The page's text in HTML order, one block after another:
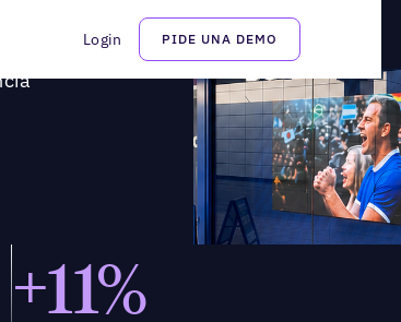
Login PIDE UNA DEMO
+11%